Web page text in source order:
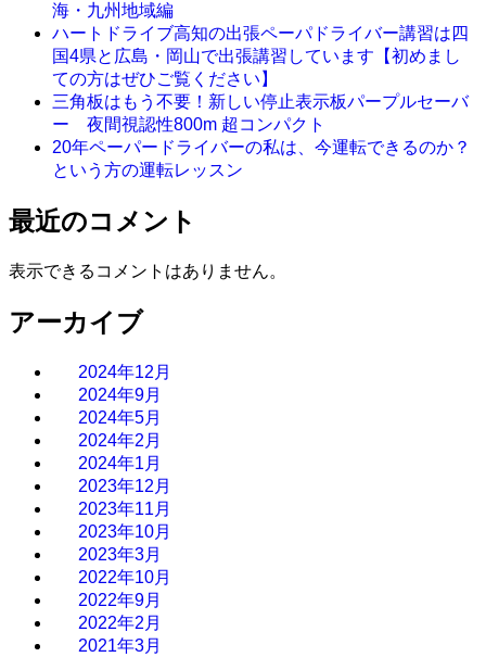
海・九州地域編
ハートドライブ高知の出張ペーパドライバー講習は四
国4県と広島・岡山で出張講習しています【初めまし
ての方はぜひご覧ください】
三角板はもう不要！新しい停止表示板パープルセーバ
ー 夜間視認性800m 超コンパクト
20年ペーパードライバーの私は、今運転できるのか？
という方の運転レッスン
最近のコメント
表示できるコメントはありません。
アーカイブ
2024年12月
2024年9月
2024年5月
2024年2月
2024年1月
2023年12月
2023年11月
2023年10月
2023年3月
2022年10月
2022年9月
2022年2月
2021年3月